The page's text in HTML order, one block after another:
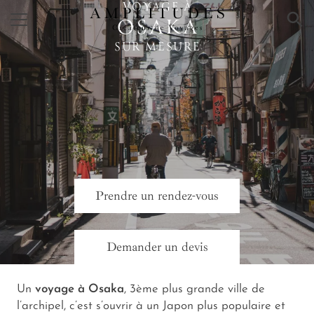
× VOYAGE À
OSAKA
SUR MESURE
Prendre un rendez-vous
Demander un devis
Un voyage à Osaka, 3ème plus grande ville de
l’archipel, c’est s’ouvrir à un Japon plus populaire et